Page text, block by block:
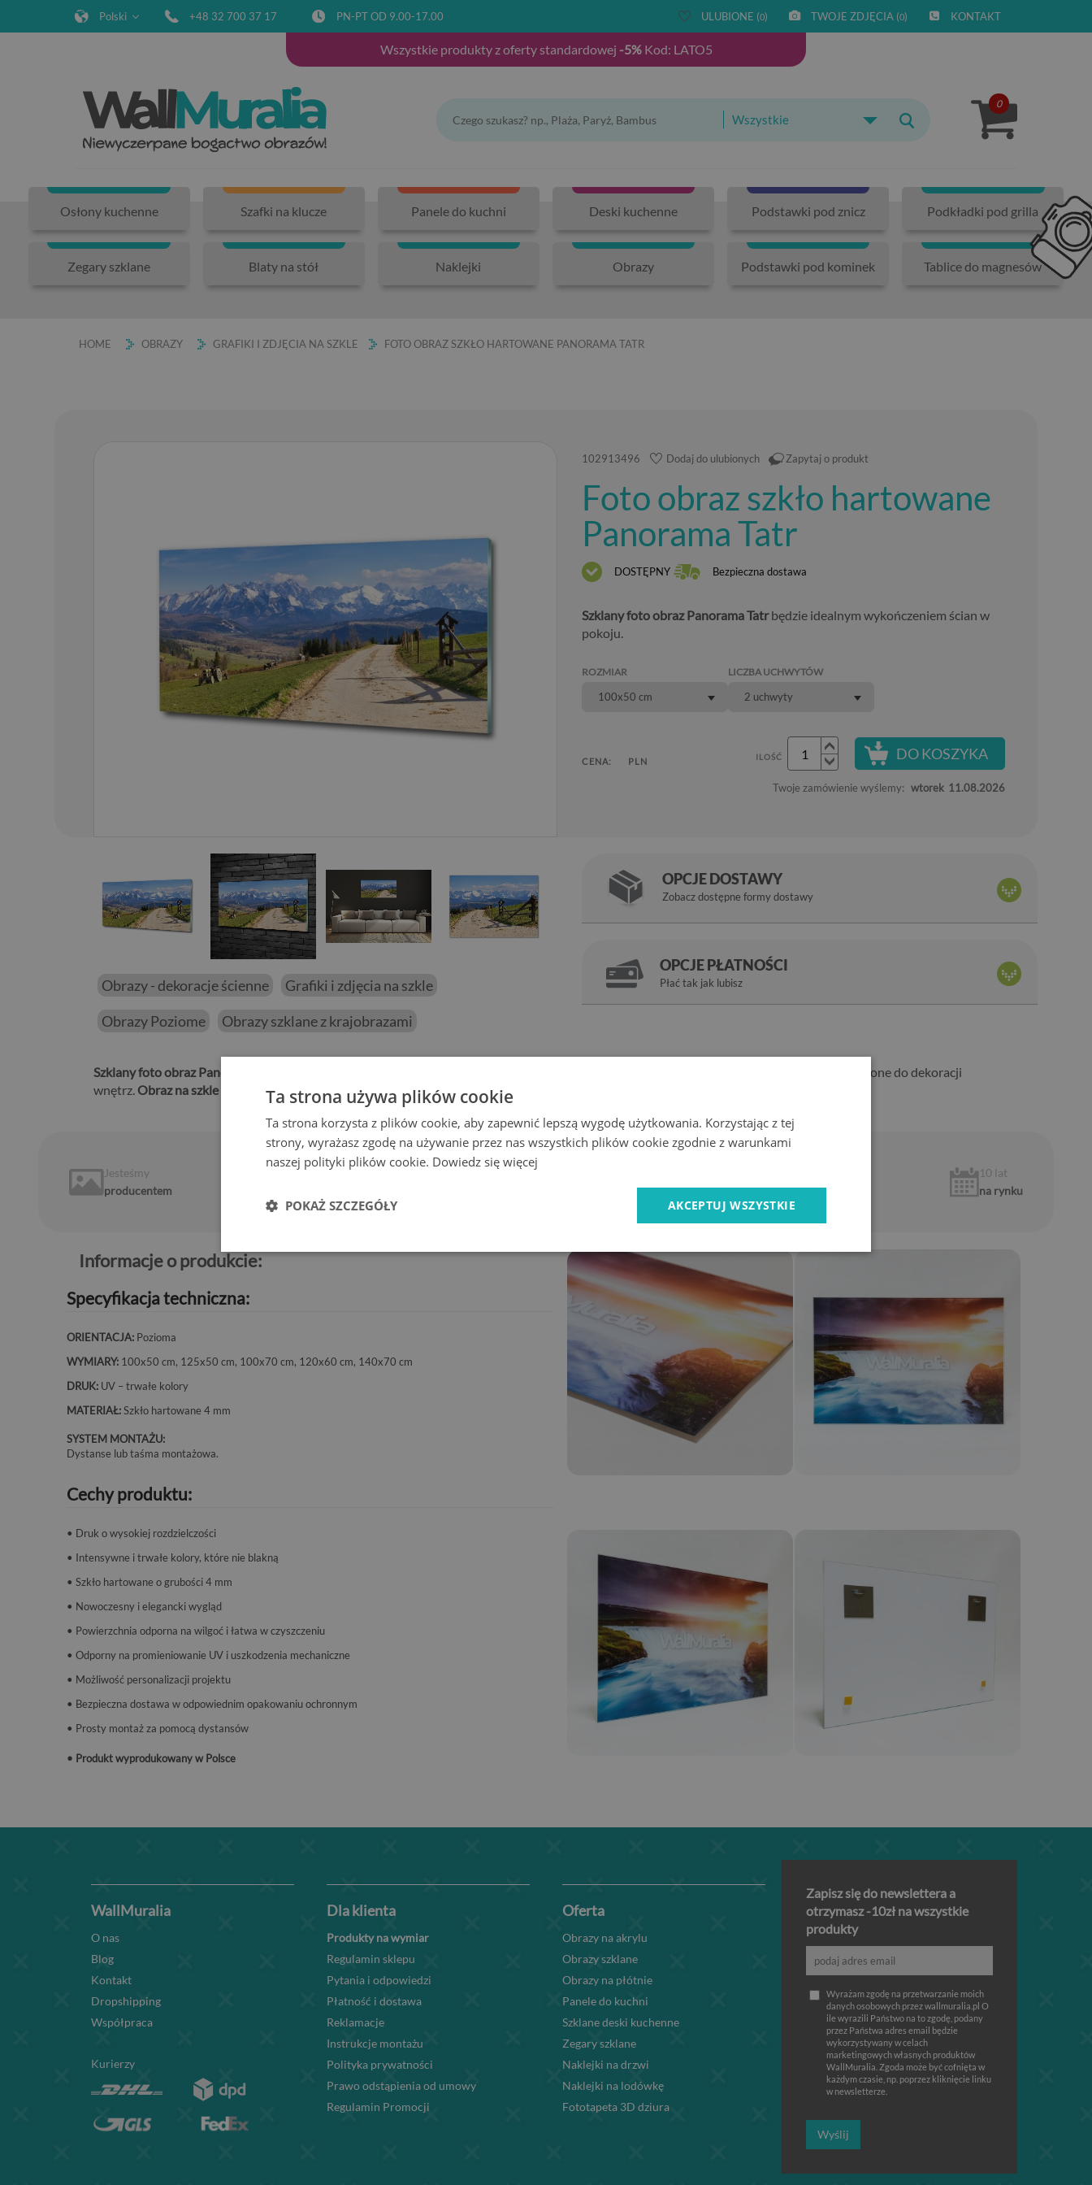
Polski +48 32 700 37 17 PN-PT OD 9.00-17.00 ULUBIONE (0) TWOJE ZDJĘCIA (0) KONTAKT
Wszystkie produkty z oferty standardowej -5%Kod: LATO5
Wszystkie
0
Osłony kuchenne Szafki na klucze Panele do kuchni Deski kuchenne Podstawki pod znicz Podkładki pod grilla
Zegary szklane Blaty na stół Naklejki Obrazy Podstawki pod kominek Tablice do magnesów
HOME OBRAZY GRAFIKI I ZDJĘCIA NA SZKLE FOTO OBRAZ SZKŁO HARTOWANE PANORAMA TATR
01
102913496 Dodaj do ulubionych Zapytaj o produkt
Foto obraz szkło hartowane
Panorama Tatr
DOSTĘPNY Bezpieczna dostawa
Szklany foto obraz Panorama Tatrbędzie idealnym wykończeniem ścian w
pokoju.
ROZMIAR
100x50 cm
LICZBA UCHWYTÓW
2 uchwyty
CENA: PLN ILOŚĆ DO KOSZYKA
Twoje zamówienie wyślemy: wtorek 11.08.2026
Obrazy - dekoracje ścienne
Grafiki i zdjęcia na szkle
Obrazy Poziome
Obrazy szklane z krajobrazami
Szklany foto obraz Panorama Tatr
będzie idealnym wykończeniem ścian w pokoju. Połysk jaki daje szkło plus głębokie kolory są wręcz stworzone do dekoracji
wnętrz. Obraz na szkle hartowanym Panorama Tatr to propozycja na obraz ze zdjęcia, który odmieni wystrój domu.
OPCJE DOSTAWY
Zobacz dostępne formy dostawy
OPCJE PŁATNOŚCI
Płać tak jak lubisz
Jesteśmy
producentem
14 dni
na
Ekspresowa
zakupy
gwarancji
10 lat
na rynku
Informacje o produkcie:
Specyfikacja techniczna:
ORIENTACJA: Pozioma
WYMIARY: 100x50 cm, 125x50 cm, 100x70 cm, 120x60 cm, 140x70 cm
DRUK: UV – trwałe kolory
MATERIAŁ:Szkło hartowane 4 mm
SYSTEM MONTAŻU:
Dystanse lub taśma montażowa.
Cechy produktu:
• Druk o wysokiej rozdzielczości
• Intensywne i trwałe kolory, które nie blakną
• Szkło hartowane o grubości 4 mm
• Nowoczesny i elegancki wygląd
• Powierzchnia odporna na wilgoć i łatwa w czyszczeniu
• Odporny na promieniowanie UV i uszkodzenia mechaniczne
• Możliwość personalizacji projektu
• Bezpieczna dostawa w odpowiednim opakowaniu ochronnym
• Prosty montaż za pomocą dystansów
• Produkt wyprodukowany w Polsce
WallMuralia
O nas
Blog
Kontakt
Dropshipping
Współpraca
Kurierzy
Dla klienta
Produkty na wymiar
Regulamin sklepu
Pytania i odpowiedzi
Płatność i dostawa
Reklamacje
Instrukcje montażu
Polityka prywatności
Prawo odstąpienia od umowy
Regulamin Promocji
Oferta
Obrazy na akrylu
Obrazy szklane
Obrazy na płótnie
Panele do kuchni
Szklane deski kuchenne
Zegary szklane
Naklejki na drzwi
Naklejki na lodówkę
Fototapeta 3D dziura
Zapisz się do newslettera a
otrzymasz -10zł na wszystkie
produkty
Wyrażam zgodę na przetwarzanie moich
danych osobowych przez wallmuralia.pl O
ile wyrazili Państwo na to zgodę, podany
przez Państwa adres email będzie
wykorzystywany w celach
marketingowych własnych produktów
WallMuralia. Zgoda może być cofnięta w
każdym czasie, np. poprzez kliknięcie linku
w newsletterze.
Wyślij
Ta strona używa plików cookie
Ta strona korzysta z plików cookie, aby zapewnić lepszą wygodę użytkowania. Korzystając z tej
strony, wyrażasz zgodę na używanie przez nas wszystkich plików cookie zgodnie z warunkami
naszej polityki plików cookie. Dowiedz się więcej
AKCEPTUJ WSZYSTKIE
POKAŻ SZCZEGÓŁY